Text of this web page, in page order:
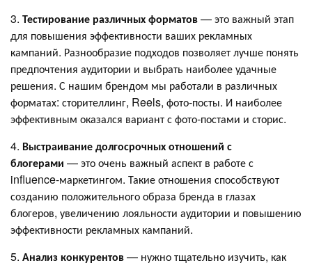
3. Тестирование различных форматов— это важный этап
для повышения эффективности ваших рекламных
кампаний. Разнообразие подходов позволяет лучше понять
предпочтения аудитории и выбрать наиболее удачные
решения. С нашим брендом мы работали в различных
форматах: сторителлинг, Reels, фото-посты. И наиболее
эффективным оказался вариант с фото-постами и сторис.
4. Выстраивание долгосрочных отношений с
блогерами — это очень важный аспект в работе с
influence-маркетингом. Такие отношения способствуют
созданию положительного образа бренда в глазах
блогеров, увеличению лояльности аудитории и повышению
эффективности рекламных кампаний.
5. Анализ конкурентов— нужно тщательно изучить, как